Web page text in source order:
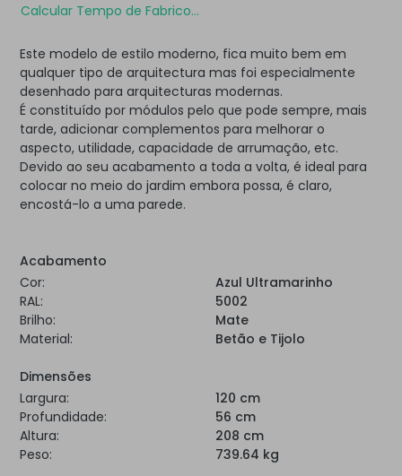
Calcular Tempo de Fabrico...
Este modelo de estilo moderno, fica muito bem em
qualquer tipo de arquitectura mas foi especialmente
desenhado para arquitecturas modernas.
É constituído por módulos pelo que pode sempre, mais
tarde, adicionar complementos para melhorar o
aspecto, utilidade, capacidade de arrumação, etc.
Devido ao seu acabamento a toda a volta, é ideal para
colocar no meio do jardim embora possa, é claro,
encostá-lo a uma parede.
Acabamento
Cor:
Azul Ultramarinho
RAL:
5002
Brilho:
Mate
Material:
Betão e Tijolo
Dimensões
Largura:
120 cm
Profundidade:
56 cm
Altura:
208 cm
Peso:
739.64 kg